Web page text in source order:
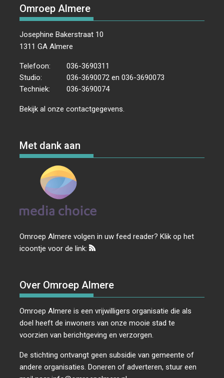
Omroep Almere
Josephine Bakerstraat 10
1311 GA Almere
Telefoon:
036-3690311
Studio:
036-3690072 en 036-3690073
Techniek:
036-3690074
Bekijk al onzecontactgegevens
Met dank aan
Omroep Almere volgen in uw feed reader? Klik op het
icoontje voor de link:
Over Omroep Almere
Omroep Almere is een vrijwilligers organisatie die als
doel heeft de inwoners van onze mooie stad te
voorzien van berichtgeving en verzorgen.
De stichting ontvangt geen subsidie van gemeente of
andere organisaties. Doneren of adverteren, stuur een